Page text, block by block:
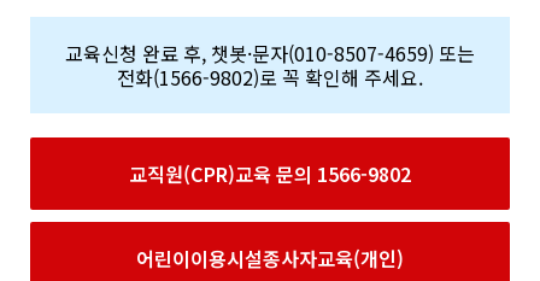
교육신청 완료 후, 챗봇·문자(010-8507-4659) 또는
전화(1566-9802)로 꼭 확인해 주세요.
교직원(CPR)교육 문의 1566-9802
어린이이용시설종사자교육(개인)